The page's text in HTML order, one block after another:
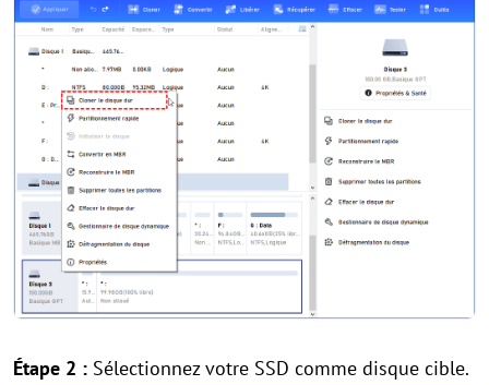
Étape 2 : Sélectionnez votre SSD comme disque cible.